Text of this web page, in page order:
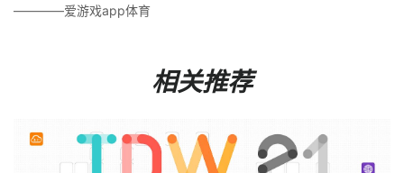
————爱游戏app体育
相关推荐